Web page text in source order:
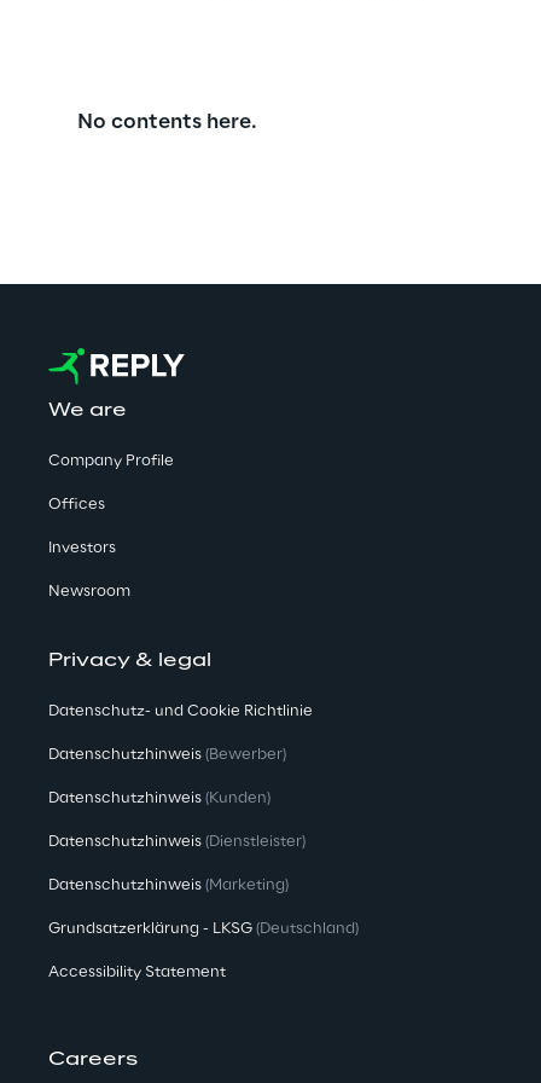
No contents here.
We are
Company Profile
Offices
Investors
Newsroom
Privacy & legal
Datenschutz- und Cookie Richtlinie
Datenschutzhinweis (Bewerber)
Datenschutzhinweis (Kunden)
Datenschutzhinweis (Dienstleister)
Datenschutzhinweis (Marketing)
Grundsatzerklärung - LKSG (Deutschland)
Accessibility Statement
Careers